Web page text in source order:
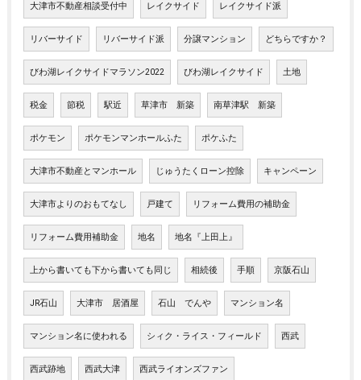
大津市不動産相談受付中 レイクサイド レイクサイド派
リバーサイド リバーサイド派 分譲マンション どちらですか？
びわ湖レイクサイドマラソン2022 びわ湖レイクサイド 土地
税金 節税 駅近 草津市 新築 南草津駅 新築
ポケモン ポケモンマンホールふた ポケふた
大津市不動産とマンホール じゅうたくローン控除 キャンペーン
大津市よりのおもてなし 戸建て リフォーム費用の補助金
リフォーム費用補助金 地名 地名『上田上』
上から書いても下から書いても同じ 相続後 手順 京阪石山
JR石山 大津市 居酒屋 石山 でんや マンション名
マンション名に使われる シィク・ライス・フィールド 西武
西武跡地 西武大津 西武ライオンズファン